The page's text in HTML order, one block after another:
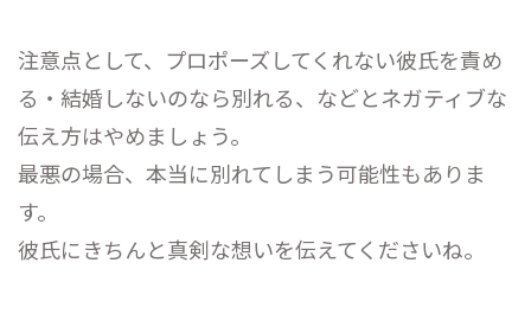
注意点として、プロポーズしてくれない彼氏を責め
る・結婚しないのなら別れる、などとネガティブな
伝え方はやめましょう。
最悪の場合、本当に別れてしまう可能性もありま
す。
彼氏にきちんと真剣な想いを伝えてくださいね。